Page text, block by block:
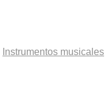
Instrumentos musicales